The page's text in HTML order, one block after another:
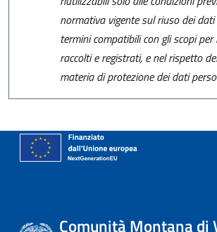
normativa vigente sul riuso dei
termini compatibili con gli scopi
raccolti e registrati, e nel rispetto
materia di protezione dei dati
Comunità Montana di